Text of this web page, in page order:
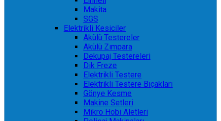
Makita
SGS
Elektrikli Kesiciler
Akülü Testereler
Akülü Zımpara
Dekupaj Testereleri
Dik Freze
Elektrikli Testere
Elektrikli Testere Bıçakları
Gönye Kesme
Makine Setleri
Mikro Hobi Aletleri